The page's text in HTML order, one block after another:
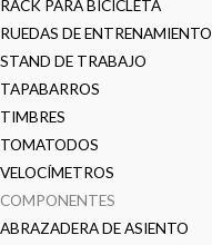
RACK PARA BICICLETA
RUEDAS DE ENTRENAMIENTO
STAND DE TRABAJO
TAPABARROS
TIMBRES
TOMATODOS
VELOCÍMETROS
COMPONENTES
ABRAZADERA DE ASIENTO